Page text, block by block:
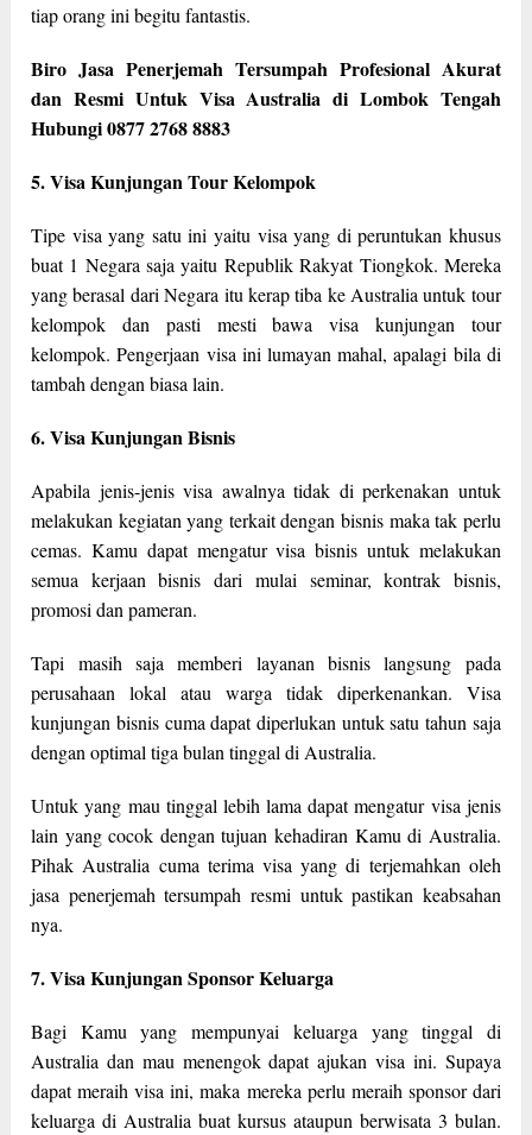
tiap orang ini begitu fantastis.
Biro Jasa Penerjemah Tersumpah Profesional Akurat
dan Resmi Untuk Visa Australia di Lombok Tengah
Hubungi 0877 2768 8883
5. Visa Kunjungan Tour Kelompok
Tipe visa yang satu ini yaitu visa yang di peruntukan khusus
buat 1 Negara saja yaitu Republik Rakyat Tiongkok. Mereka
yang berasal dari Negara itu kerap tiba ke Australia untuk tour
kelompok dan pasti mesti bawa visa kunjungan tour
kelompok. Pengerjaan visa ini lumayan mahal, apalagi bila di
tambah dengan biasa lain.
6. Visa Kunjungan Bisnis
Apabila jenis-jenis visa awalnya tidak di perkenakan untuk
melakukan kegiatan yang terkait dengan bisnis maka tak perlu
cemas. Kamu dapat mengatur visa bisnis untuk melakukan
semua kerjaan bisnis dari mulai seminar, kontrak bisnis,
promosi dan pameran.
Tapi masih saja memberi layanan bisnis langsung pada
perusahaan lokal atau warga tidak diperkenankan. Visa
kunjungan bisnis cuma dapat diperlukan untuk satu tahun saja
dengan optimal tiga bulan tinggal di Australia.
Untuk yang mau tinggal lebih lama dapat mengatur visa jenis
lain yang cocok dengan tujuan kehadiran Kamu di Australia.
Pihak Australia cuma terima visa yang di terjemahkan oleh
jasa penerjemah tersumpah resmi untuk pastikan keabsahan
nya.
7. Visa Kunjungan Sponsor Keluarga
Bagi Kamu yang mempunyai keluarga yang tinggal di
Australia dan mau menengok dapat ajukan visa ini. Supaya
dapat meraih visa ini, maka mereka perlu meraih sponsor dari
keluarga di Australia buat kursus ataupun berwisata 3 bulan.